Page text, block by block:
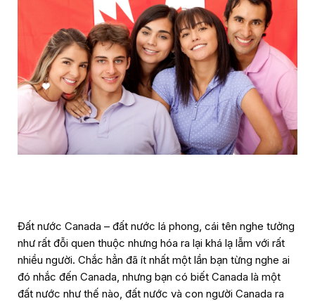
Đất nước Canada – đất nước lá phong, cái tên nghe tưởng
như rất đỗi quen thuộc nhưng hóa ra lại khá lạ lẫm với rất
nhiều người. Chắc hẳn đã ít nhất một lần bạn từng nghe ai
đó nhắc đến Canada, nhưng bạn có biết Canada là một
đất nước như thế nào, đất nước và con người Canada ra